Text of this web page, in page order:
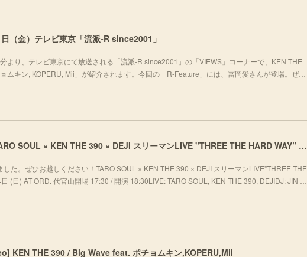
（金）テレビ東京「流派-R since2001」
より、テレビ東京にて放送される「流派-R since2001」の「VIEWS」コーナーで、KEN THE
ムキン, KOPERU, Mii」が紹介されます。今回の「R-Feature」には、冨岡愛さんが登場。ぜ…
[LIVE] 10月4日(日) TARO SOUL × KEN THE 390 × DEJI スリーマンLIVE "THREE THE HARD WAY” @ ORD. 代官山
た。ぜひお越しください！TARO SOUL × KEN THE 390 × DEJI スリーマンLIVE"THREE THE
(日) AT ORD. 代官山開場 17:30 / 開演 18:30LIVE: TARO SOUL, KEN THE 390, DEJIDJ: JIN …
KEN THE 390 / Big Wave feat. ポチョムキン,KOPERU,Mii